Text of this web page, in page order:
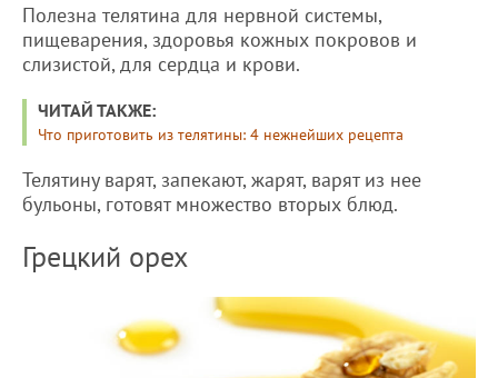
Полезна телятина для нервной системы,
пищеварения, здоровья кожных покровов и
слизистой, для сердца и крови.
ЧИТАЙ ТАКЖЕ:
Что приготовить из телятины: 4 нежнейших рецепта
Телятину варят, запекают, жарят, варят из нее
бульоны, готовят множество вторых блюд.
Грецкий орех